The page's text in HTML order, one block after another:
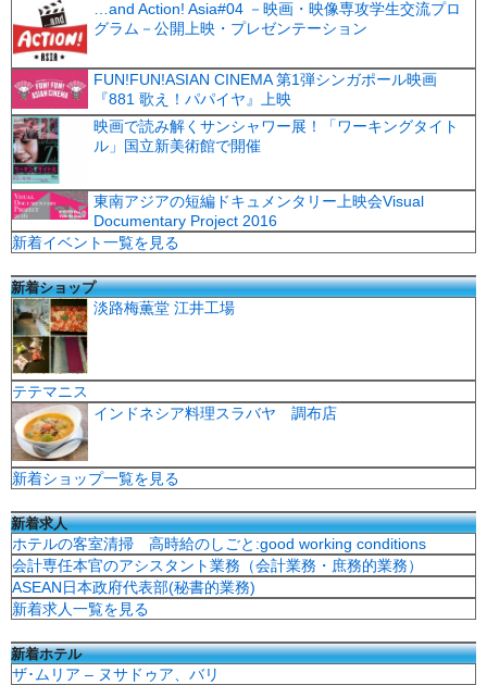
…and Action! Asia#04 －映画・映像専攻学生交流プロ
グラム－公開上映・プレゼンテーション
FUN!FUN!ASIAN CINEMA 第1弾シンガポール映画
『881 歌え！パパイヤ』上映
映画で読み解くサンシャワー展！「ワーキングタイト
ル」国立新美術館で開催
東南アジアの短編ドキュメンタリー上映会Visual
Documentary Project 2016
新着イベント一覧を見る
新着ショップ
淡路梅薫堂 江井工場
テテマニス
インドネシア料理スラバヤ 調布店
新着ショップ一覧を見る
新着求人
ホテルの客室清掃 高時給のしごと:good working conditions
会計専任本官のアシスタント業務（会計業務・庶務的業務）
ASEAN日本政府代表部(秘書的業務)
新着求人一覧を見る
新着ホテル
ザ･ムリア – ヌサドゥア、バリ